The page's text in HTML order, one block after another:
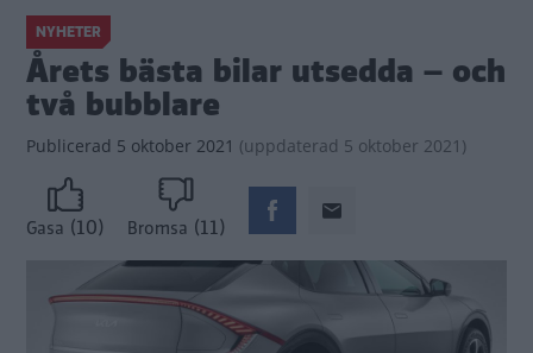
NYHETER
Årets bästa bilar utsedda – och
två bubblare
Publicerad 5 oktober 2021 (uppdaterad 5 oktober 2021)
Gasa (10) Bromsa (11)